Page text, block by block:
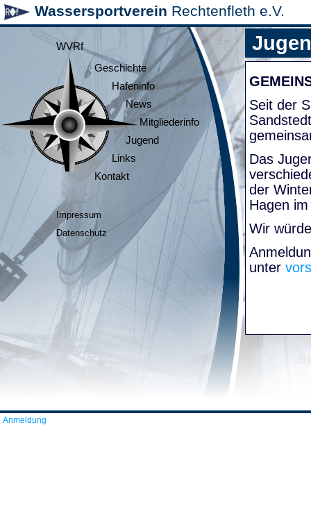
Wassersportverein Rechtenfleth e.V.
WVRf
Geschichte
Hafeninfo
News
Mitgliederinfo
Jugend
Links
Kontakt
Impressum
Datenschutz
Seit der
Das
der
Hagen
Wir
unter
Anmeldung